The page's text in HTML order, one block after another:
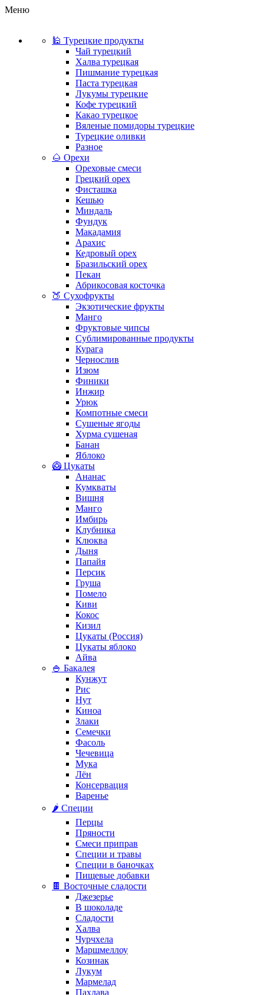
Меню
🕌 Турецкие продукты
Чай турецкий
Халва турецкая
Пишмание турецкая
Паста турецкая
Лукумы турецкие
Кофе турецкий
Какао турецкое
Вяленые помидоры турецкие
Турецкие оливки
Разное
🌰 Орехи
Ореховые смеси
Грецкий орех
Фисташка
Кешью
Миндаль
Фундук
Макадамия
Арахис
Кедровый орех
Бразильский орех
Пекан
Абрикосовая косточка
🍑 Сухофрукты
Экзотические фрукты
Манго
Фруктовые чипсы
Сублимированные продукты
Курага
Чернослив
Изюм
Финики
Инжир
Урюк
Компотные смеси
Сушеные ягоды
Хурма сушеная
Банан
Яблоко
🥝 Цукаты
Ананас
Кумкваты
Вишня
Манго
Имбирь
Клубника
Клюква
Дыня
Папайя
Персик
Груша
Помело
Киви
Кокос
Кизил
Цукаты (Россия)
Цукаты яблоко
Айва
🍚 Бакалея
Кунжут
Рис
Нут
Киноа
Злаки
Семечки
Фасоль
Чечевица
Мука
Лён
Консервация
Варенье
🌶️ Специи
Перцы
Пряности
Смеси приправ
Специи и травы
Специи в баночках
Пищевые добавки
🍫 Восточные сладости
Джезерье
В шоколаде
Сладости
Халва
Чурчхела
Маршмеллоу
Козинак
Лукум
Мармелад
Пахлава